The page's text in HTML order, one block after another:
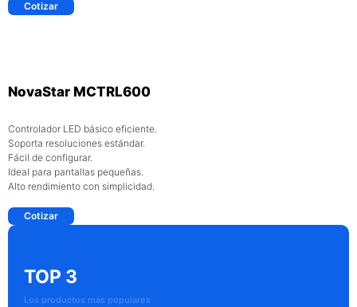
Cotizar
NovaStar MCTRL600
Controlador LED básico eficiente.
Soporta resoluciones estándar.
Fácil de configurar.
Ideal para pantallas pequeñas.
Alto rendimiento con simplicidad.
Cotizar
TOP 3
Los productos más populares